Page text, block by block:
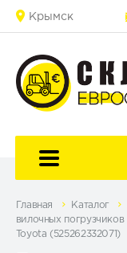
Крымск
Главная Каталог
вилочных погрузчиков
Toyota (525262332071)